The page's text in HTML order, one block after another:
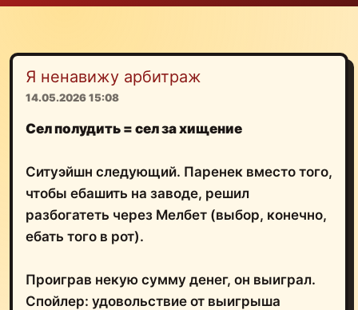
Я ненавижу арбитраж
14.05.2026 15:08
Сел полудить = сел за хищение
Ситуэйшн следующий. Паренек вместо того,
чтобы ебашить на заводе, решил
разбогатеть через Мелбет (выбор, конечно,
ебать того в рот).
Проиграв некую сумму денег, он выиграл.
Спойлер: удовольствие от выигрыша